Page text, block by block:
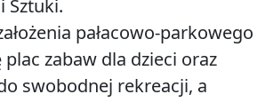
Sztuki.
pałacowo-parkowego
zabaw dla dzieci oraz
swobodnej rekreacji, a